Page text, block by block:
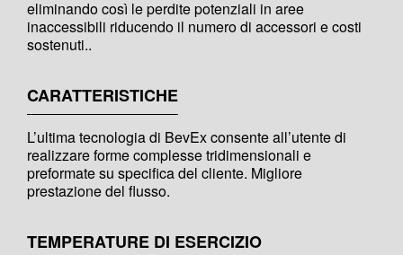
eliminando così le perdite potenziali in aree
inaccessibili riducendo il numero di accessori e costi
sostenuti..
CARATTERISTICHE
L’ultima tecnologia di BevEx consente all’utente di
realizzare forme complesse tridimensionali e
preformate su specifica del cliente. Migliore
prestazione del flusso.
TEMPERATURE DI ESERCIZIO